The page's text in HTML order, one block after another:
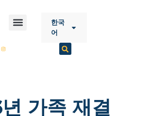
한국
어
가족 재결